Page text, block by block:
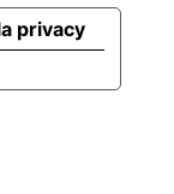
privacy